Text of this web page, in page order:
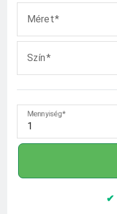
Méret
Szín
Mennyiség
✔